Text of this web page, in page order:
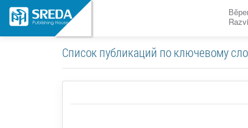
Список публикаций по ключевому